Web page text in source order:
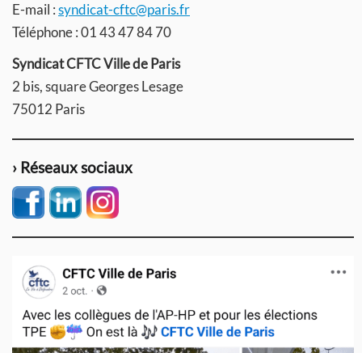
E-mail :syndicat-cftc@paris.fr
Téléphone : 01 43 47 84 70
Syndicat CFTC Ville de Paris
2 bis, square Georges Lesage
75012 Paris
› Réseaux sociaux